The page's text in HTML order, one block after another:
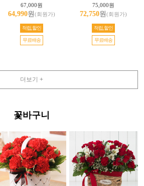
67,000원
64,990원(회원가)
적립,할인
무료배송
75,000원
72,750원(회원가)
적립,할인
무료배송
더보기 +
꽃바구니